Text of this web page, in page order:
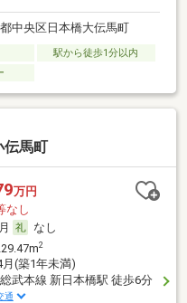
中央区日本橋大伝馬町
駅から徒歩1分以内
伝馬町
万円
なし
なし
2
月(築1年未満)
総武本線 新日本橋駅 徒歩6分
通